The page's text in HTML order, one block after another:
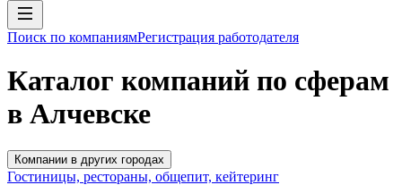
Поиск по компаниямРегистрация работодателя
Каталог компаний по сферам
в Алчевске
Компании в других городах
Гостиницы, рестораны, общепит, кейтеринг